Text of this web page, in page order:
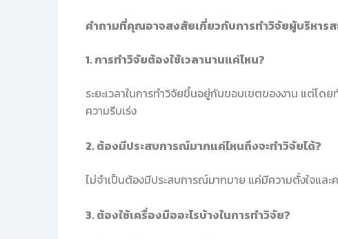
คำถามที่คุณอาจสงสัยเกี่ยวกับการทำวิจัยผู้บริหาร
1. การทำวิจัยต้องใช้เวลานานแค่ไหน?
ระยะเวลาในการทำวิจัยขึ้นอยู่กับขอบเขตของงาน แต่โด
ความรีบเร่ง
2. ต้องมีประสบการณ์มากแค่ไหนถึงจะทำวิจัยได้?
ไม่จำเป็นต้องมีประสบการณ์มากมาย แค่มีความตั้งใจและ
3. ต้องใช้เครื่องมืออะไรบ้างในการทำวิจัย?